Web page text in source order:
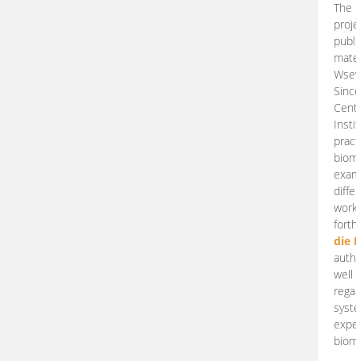
die
well